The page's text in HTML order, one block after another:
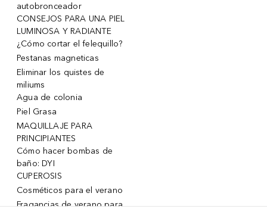
autobronceador
CONSEJOS PARA UNA PIEL
LUMINOSA Y RADIANTE
¿Cómo cortar el felequillo?
Pestanas magneticas
Eliminar los quistes de
miliums
Agua de colonia
Piel Grasa
MAQUILLAJE PARA
PRINCIPIANTES
Cómo hacer bombas de
baño: DYI
CUPEROSIS
Cosméticos para el verano
Fragancias de verano para